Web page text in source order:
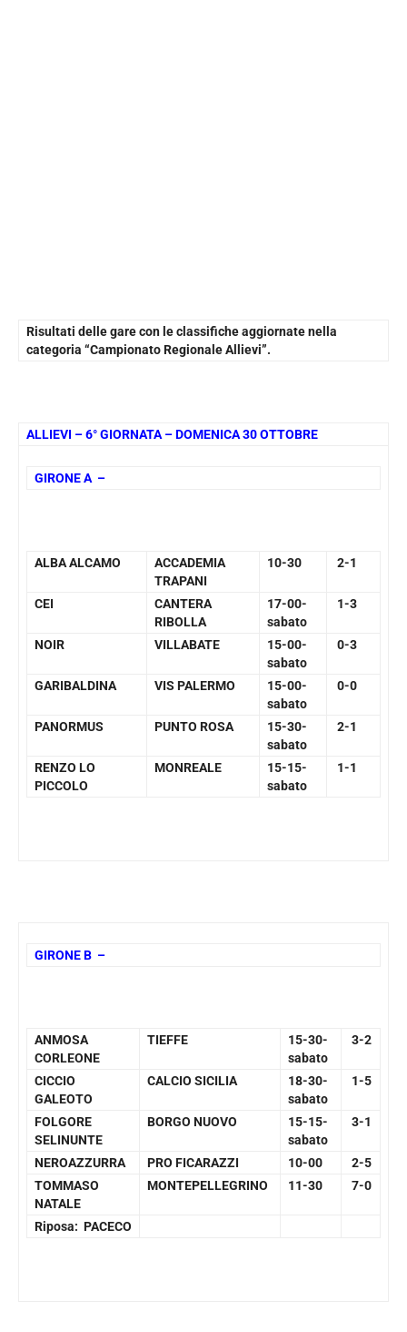
Risultati delle gare con le classifiche aggiornate nella
categoria “Campionato Regionale Allievi”.
ALLIEVI – 6° GIORNATA – DOMENICA 30 OTTOBRE
GIRONE A –
ALBA ALCAMO
ACCADEMIA
TRAPANI
10-30 2-1
CEI
CANTERA
RIBOLLA
17-00-
sabato
1-3
NOIR VILLABATE
15-00-
sabato
0-3
GARIBALDINA VIS PALERMO
15-00-
sabato
0-0
PANORMUS PUNTO ROSA
15-30-
sabato
2-1
RENZO LO
PICCOLO
MONREALE
15-15-
sabato
1-1
GIRONE B –
ANMOSA
CORLEONE
TIEFFE
15-30-
sabato
3-2
CICCIO
GALEOTO
CALCIO SICILIA
18-30-
sabato
1-5
FOLGORE
SELINUNTE
BORGO NUOVO
15-15-
sabato
3-1
NEROAZZURRA PRO FICARAZZI 10-00
2-5
TOMMASO
NATALE
MONTEPELLEGRINO 11-30 7-0
Riposa: PACECO